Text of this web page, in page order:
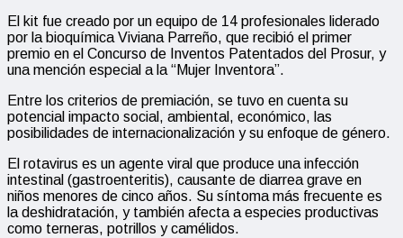
El kit fue creado por un equipo de 14 profesionales liderado
por la bioquímica Viviana Parreño, que recibió el primer
premio en el Concurso de Inventos Patentados del Prosur, y
una mención especial a la “Mujer Inventora”.
Entre los criterios de premiación, se tuvo en cuenta su
potencial impacto social, ambiental, económico, las
posibilidades de internacionalización y su enfoque de género.
El rotavirus es un agente viral que produce una infección
intestinal (gastroenteritis), causante de diarrea grave en
niños menores de cinco años. Su síntoma más frecuente es
la deshidratación, y también afecta a especies productivas
como terneras, potrillos y camélidos.